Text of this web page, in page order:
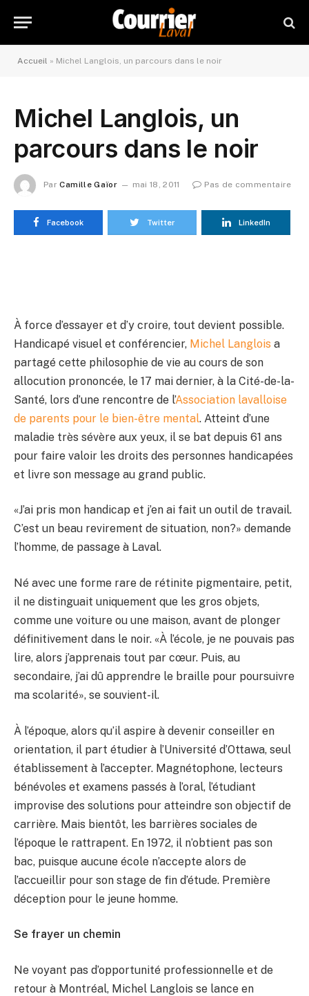
Accueil » Michel Langlois, un parcours dans le noir
Michel Langlois, un
parcours dans le noir
Par Camille Gaïor mai 18, 2011 Pas de commentaire
Facebook Twitter LinkedIn
À force d’essayer et d’y croire, tout devient possible.
Handicapé visuel et conférencier, Michel Langlois a
partagé cette philosophie de vie au cours de son
allocution prononcée, le 17 mai dernier, à la Cité-de-la-
Santé, lors d’une rencontre de l’Association lavalloise
de parents pour le bien-être mental. Atteint d’une
maladie très sévère aux yeux, il se bat depuis 61 ans
pour faire valoir les droits des personnes handicapées
et livre son message au grand public.
«J’ai pris mon handicap et j’en ai fait un outil de travail.
C’est un beau revirement de situation, non?» demande
l’homme, de passage à Laval.
Né avec une forme rare de rétinite pigmentaire, petit,
il ne distinguait uniquement que les gros objets,
comme une voiture ou une maison, avant de plonger
définitivement dans le noir. «À l’école, je ne pouvais pas
lire, alors j’apprenais tout par cœur. Puis, au
secondaire, j’ai dû apprendre le braille pour poursuivre
ma scolarité», se souvient-il.
À l’époque, alors qu’il aspire à devenir conseiller en
orientation, il part étudier à l’Université d’Ottawa, seul
établissement à l’accepter. Magnétophone, lecteurs
bénévoles et examens passés à l’oral, l’étudiant
improvise des solutions pour atteindre son objectif de
carrière. Mais bientôt, les barrières sociales de
l’époque le rattrapent. En 1972, il n’obtient pas son
bac, puisque aucune école n’accepte alors de
l’accueillir pour son stage de fin d’étude. Première
déception pour le jeune homme.
Se frayer un chemin
Ne voyant pas d’opportunité professionnelle et de
retour à Montréal, Michel Langlois se lance en